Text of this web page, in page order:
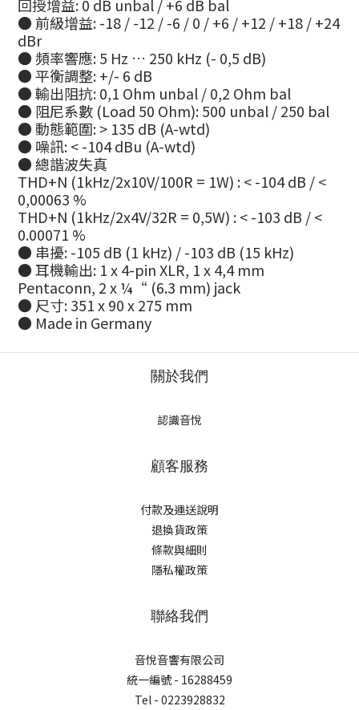
回授增益: 0 dB unbal / +6 dB bal
● 前級增益: -18 / -12 / -6 / 0 / +6 / +12 / +18 / +24
dBr
● 頻率響應: 5 Hz … 250 kHz (- 0,5 dB)
● 平衡調整: +/- 6 dB
● 輸出阻抗: 0,1 Ohm unbal / 0,2 Ohm bal
● 阻尼系數 (Load 50 Ohm): 500 unbal / 250 bal
● 動態範圍: > 135 dB (A-wtd)
● 噪訊: < -104 dBu (A-wtd)
● 總諧波失真
THD+N (1kHz/2x10V/100R = 1W) : < -104 dB / <
0,00063 %
THD+N (1kHz/2x4V/32R = 0,5W) : < -103 dB / <
0.00071 %
● 串擾: -105 dB (1 kHz) / -103 dB (15 kHz)
● 耳機輸出: 1 x 4-pin XLR, 1 x 4,4 mm
Pentaconn, 2 x ¼“ (6.3 mm) jack
● 尺寸: 351 x 90 x 275 mm
● Made in Germany
關於我們
認識音悅
顧客服務
付款及運送說明
退換貨政策
條款與細則
隱私權政策
聯絡我們
音悅音響有限公司
統一編號 - 16288459
Tel - 0223928832